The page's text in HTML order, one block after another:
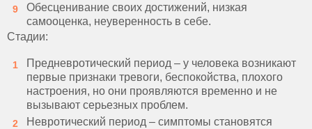
Обесценивание своих достижений, низкая
самооценка, неуверенность в себе.
Стадии:
Предневротический период – у человека возникают
первые признаки тревоги, беспокойства, плохого
настроения, но они проявляются временно и не
вызывают серьезных проблем.
Невротический период – симптомы становятся